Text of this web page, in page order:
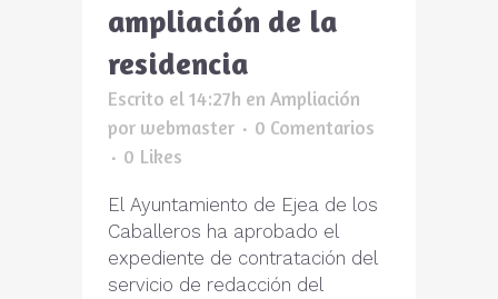
ampliación de la
residencia
Escrito el 14:27h en Ampliación
por webmaster
0 Comentarios
0 Likes
El Ayuntamiento de Ejea de los
Caballeros ha aprobado el
expediente de contratación del
servicio de redacción del